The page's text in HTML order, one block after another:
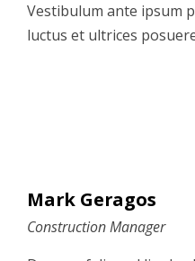
Vestibulum ante ipsum
luctus et ultrices
Mark Geragos
Construction Manager